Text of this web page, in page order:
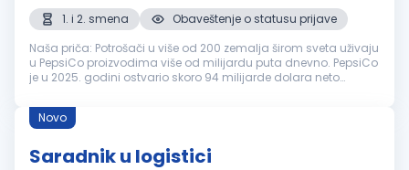
1. i 2. smena
Obaveštenje o statusu prijave
Naša priča: Potrošači u više od 200 zemalja širom sveta uživaju
u PepsiCo proizvodima više od milijardu puta dnevno. PepsiCo
je u 2025. godini ostvario skoro 94 milijarde dolara neto
napitaka...
Novo
Saradnik u logistici